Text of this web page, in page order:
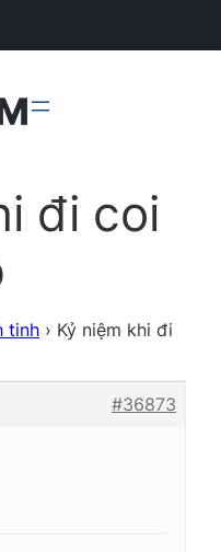
đi coi
tinh › Kỷ niệm khi đi
#36873